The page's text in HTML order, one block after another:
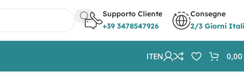
Supporto Cliente
+39 3478547926
Consegne
2/3 Giorni
ITEN
0,00